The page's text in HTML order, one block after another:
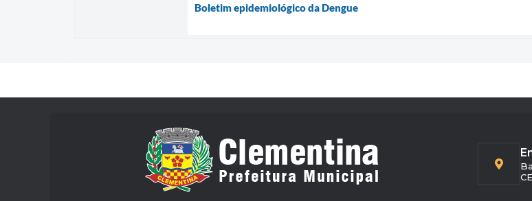
Boletim epidemiológico da Dengue